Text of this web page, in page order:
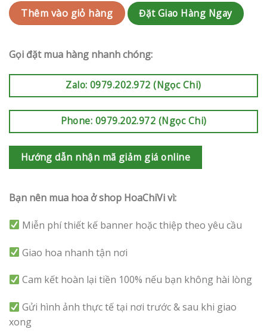
Thêm vào giỏ hàng Đặt Giao Hàng Ngay
Gọi đặt mua hàng nhanh chóng:
Zalo: 0979.202.972 (Ngọc Chi)
Phone: 0979.202.972 (Ngọc Chi)
Hướng dẫn nhận mã giảm giá online
Bạn nên mua hoa ở shop HoaChiVi vì:
Miễn phí thiết kế banner hoặc thiệp theo yêu cầu
Giao hoa nhanh tận nơi
Cam kết hoàn lại tiền 100% nếu bạn không hài lòng
Gửi hình ảnh thực tế tại nơi trước & sau khi giao
xong